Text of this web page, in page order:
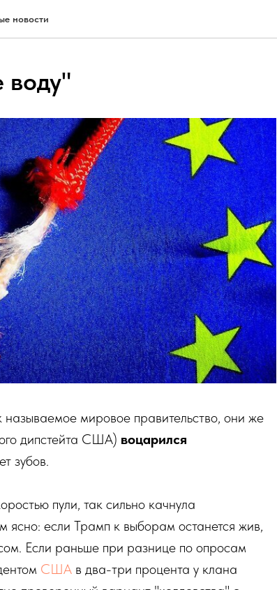
новости
воду"
называемое мировое правительство, они же
дипстейта США) воцарился
зубов.
пули, так сильно качнула
ясно: если Трамп к выборам останется жив,
Если раньше при разнице по опросам
США в два-три процента у клана